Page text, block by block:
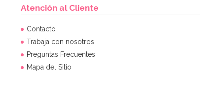
Piñata Patrulla Modelo B 40 cm
8,95€
Atención al Cliente
Contacto
Trabaja con nosotros
Preguntas Frecuentes
Mapa del Sitio